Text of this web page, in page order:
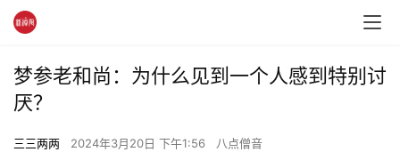
梦参老和尚：为什么见到一个人感到特别讨
厌？
三三两两 2024年3月20日 下午1:56 八点僧音